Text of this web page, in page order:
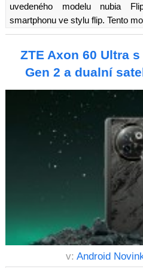
uvedeného modelu nubia
smartphonu ve stylu flip. Tento
ZTE Axon 60 Ultra
Gen 2 a dualní
v: Android